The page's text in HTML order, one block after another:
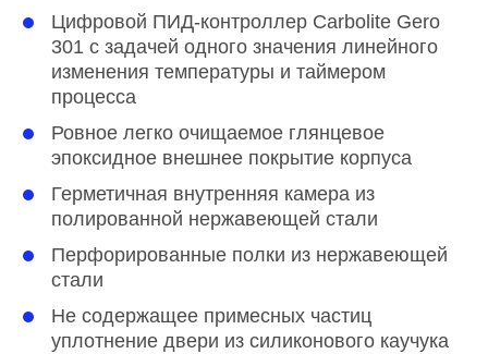
Цифровой ПИД-контроллер Carbolite Gero
301 с задачей одного значения линейного
изменения температуры и таймером
процесса
Ровное легко очищаемое глянцевое
эпоксидное внешнее покрытие корпуса
Герметичная внутренняя камера из
полированной нержавеющей стали
Перфорированные полки из нержавеющей
стали
Не содержащее примесных частиц
уплотнение двери из силиконового каучука